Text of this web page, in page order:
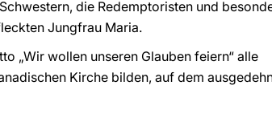
die Redemptoristen und
Jungfrau Maria.
„Wir wollen unseren Glauben feiern“ alle
Kirche bilden, auf dem